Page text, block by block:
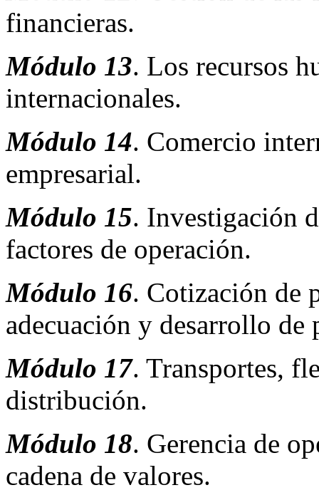
financieras.
Módulo 13. Los recursos
internacionales.
Módulo 14. Comercio
empresarial.
Módulo 15. Investigación
factores de operación.
Módulo 16. Cotización de
adecuación y desarrollo de
Módulo 17. Transportes,
distribución.
Módulo 18. Gerencia de
cadena de valores.